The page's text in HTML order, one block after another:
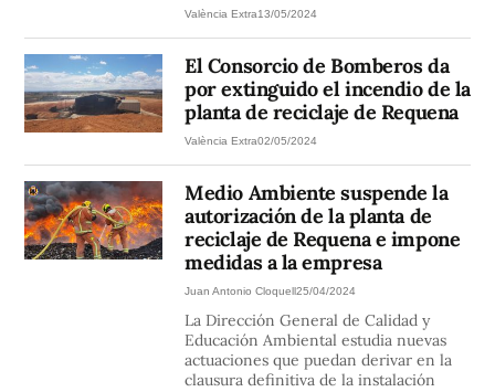
València Extra13/05/2024
El Consorcio de Bomberos da
por extinguido el incendio de la
planta de reciclaje de Requena
València Extra02/05/2024
Medio Ambiente suspende la
autorización de la planta de
reciclaje de Requena e impone
medidas a la empresa
Juan Antonio Cloquell25/04/2024
La Dirección General de Calidad y
Educación Ambiental estudia nuevas
actuaciones que puedan derivar en la
clausura definitiva de la instalación